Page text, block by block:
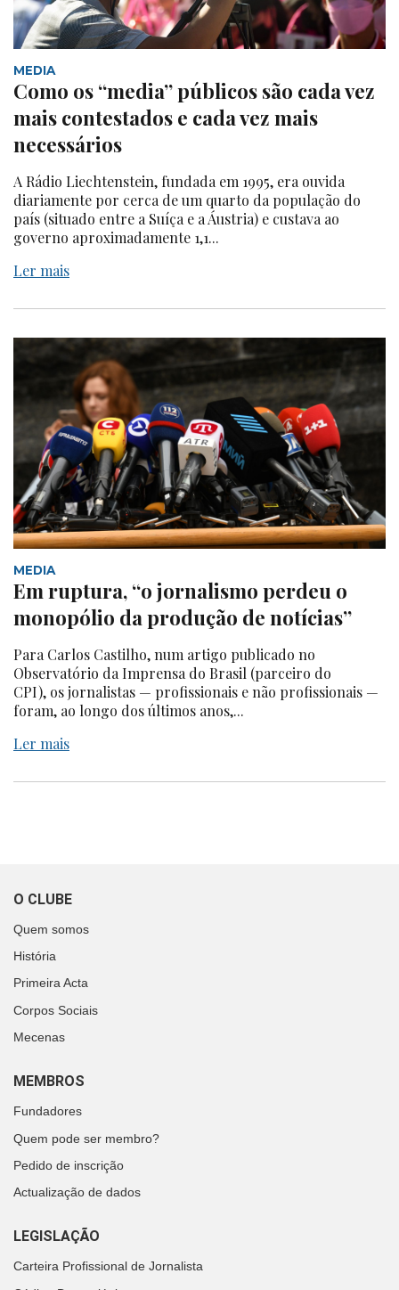
MEDIA
Como os “media” públicos são cada vez
mais contestados e cada vez mais
necessários
A Rádio Liechtenstein, fundada em 1995, era ouvida
diariamente por cerca de um quarto da população do
país (situado entre a Suíça e a Áustria) e custava ao
governo aproximadamente 1,1...
Ler mais
MEDIA
Em ruptura, “o jornalismo perdeu o
monopólio da produção de notícias”
Para Carlos Castilho, num artigo publicado no
Observatório da Imprensa do Brasil (parceiro do
CPI), os jornalistas — profissionais e não profissionais —
foram, ao longo dos últimos anos,...
Ler mais
O CLUBE
Quem somos
História
Primeira Acta
Corpos Sociais
Mecenas
MEMBROS
Fundadores
Quem pode ser membro?
Pedido de inscrição
Actualização de dados
LEGISLAÇÃO
Carteira Profissional de Jornalista